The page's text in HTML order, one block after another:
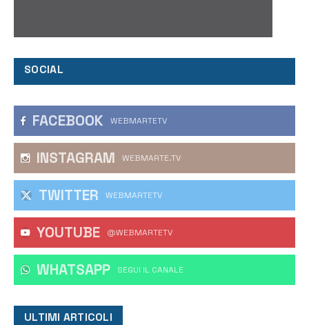
SOCIAL
FACEBOOK WEBMARTETV
INSTAGRAM WEBMARTE.TV
TWITTER WEBMARTETV
YOUTUBE @WEBMARTETV
WHATSAPP ‎SEGUI IL CANALE
ULTIMI ARTICOLI